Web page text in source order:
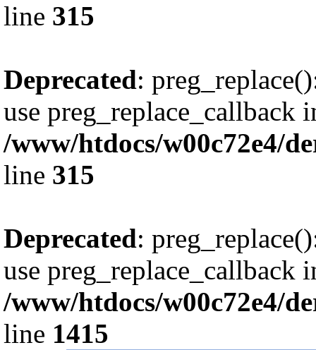
line 315
Deprecated:
use preg_replace_callback
/www/htdocs/w00c72e4/
line 315
Deprecated:
use preg_replace_callback
/www/htdocs/w00c72e4/
line 1415